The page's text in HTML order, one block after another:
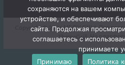
Copyright © 2026МБОУ СШ 4. Все
ThemeGrill. На
сохраняются на вашем
устройстве, и обеспечивают
сайта. Продолжая
соглашаетесь с
принимаете
Принимаю
Политика